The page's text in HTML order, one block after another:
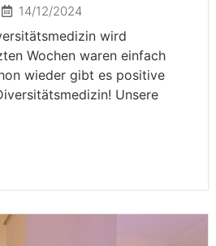
14/12/2024
wird
Wochen waren einfach
wieder gibt es positive
Unsere